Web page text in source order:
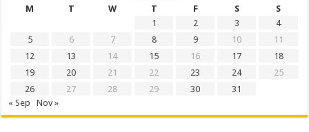
M
T W T F S
S
1
2 3
4
5
6 7 8 9 10
11
12
13 14 15 16 17
18
19
20 21 22 23 24
25
26
27 28 29 30
31
« Sep
Nov »